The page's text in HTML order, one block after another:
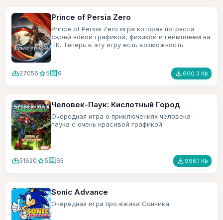
Prince of Persia Zero
Prince of Persia Zero игра которая потрясла
своей новой графикой, физикой и геймплеем на
ПК. Теперь в эту игру есть возможность
cloud_download27056 star5comment9 file_download 600.3 Kb
Человек-Паук: Кислотный Город
Очередная игра о приключениях человека-
паука с очень красивой графикой.
cloud_download51620 star5comment65 file_download 996.1 Kb
Sonic Advance
Очередная игра про ёжика Сонника.